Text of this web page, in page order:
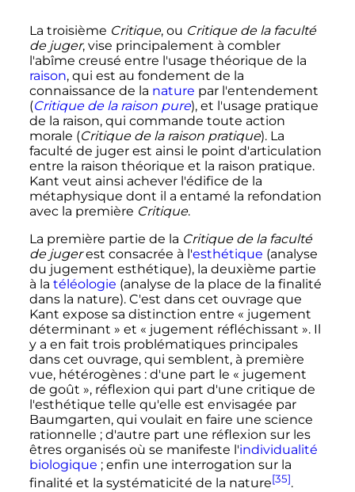
La troisième Critique, ou Critique de la faculté
de juger, vise principalement à combler
l'abîme creusé entre l'usage théorique de la
raison, qui est au fondement de la
connaissance de la nature par l'entendement
(Critique de la raison pure), et l'usage pratique
de la raison, qui commande toute action
morale (Critique de la raison pratique). La
faculté de juger est ainsi le point d'articulation
entre la raison théorique et la raison pratique.
Kant veut ainsi achever l'édifice de la
métaphysique dont il a entamé la refondation
avec la première Critique.
La première partie de la Critique de la faculté
de jugerest consacrée à l'esthétique (analyse
du jugement esthétique), la deuxième partie
à la téléologie (analyse de la place de la finalité
dans la nature). C'est dans cet ouvrage que
Kant expose sa distinction entre « jugement
déterminant » et « jugement réfléchissant ». Il
y a en fait trois problématiques principales
dans cet ouvrage, qui semblent, à première
vue, hétérogènes : d'une part le « jugement
de goût », réflexion qui part d'une critique de
l'esthétique telle qu'elle est envisagée par
Baumgarten, qui voulait en faire une science
rationnelle ; d'autre part une réflexion sur les
êtres organisés où se manifeste l'individualité
biologique ; enfin une interrogation sur la
finalité et la systématicité de la nature[35].